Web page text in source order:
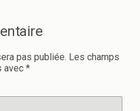
pas publiée. Les champs
avec *